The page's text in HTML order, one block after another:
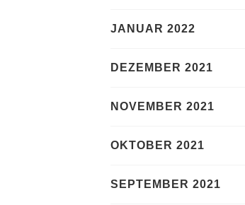
JANUAR 2022
DEZEMBER 2021
NOVEMBER 2021
OKTOBER 2021
SEPTEMBER 2021